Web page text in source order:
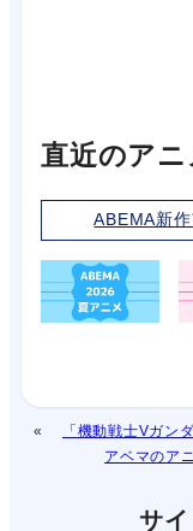
直近のア
ABEMA新
「機動戦士Vガン
アベマのア
サ